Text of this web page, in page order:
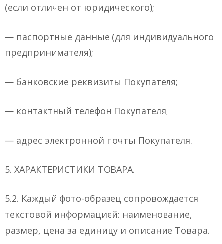
(если отличен от юридического);
— паспортные данные (для индивидуального
предпринимателя);
— банковские реквизиты Покупателя;
— контактный телефон Покупателя;
— адрес электронной почты Покупателя.
5. ХАРАКТЕРИСТИКИ ТОВАРА.
5.2. Каждый фото-образец сопровождается
текстовой информацией: наименование,
размер, цена за единицу и описание Товара.